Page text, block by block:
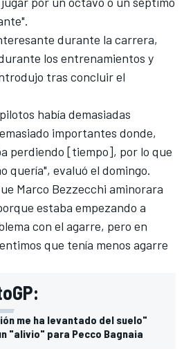
durante la carrera,
los entrenamientos y
tras concluir el
había demasiadas
importantes donde,
perdiendo [tiempo], por lo que
quería", evaluó el domingo.
Marco Bezzecchi aminorara
estaba empezando a
con el agarre, pero en
que tenía menos agarre
me ha levantado del suelo"
"alivio" para Pecco Bagnaia